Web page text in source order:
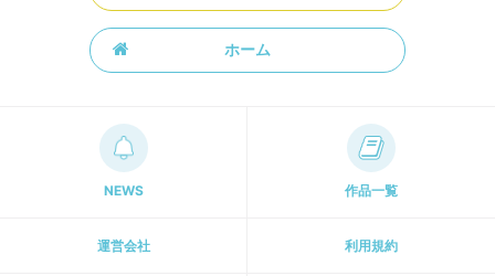
ホーム
NEWS 作品一覧
運営会社 利用規約